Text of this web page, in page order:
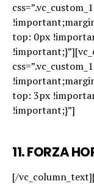
top: 0px
top: 3px
!important;}”]
11. FORZA
[/